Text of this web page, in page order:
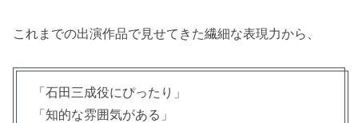
これまでの出演作品で見せてきた繊細な表現力から、
「石田三成役にぴったり」
「知的な雰囲気がある」